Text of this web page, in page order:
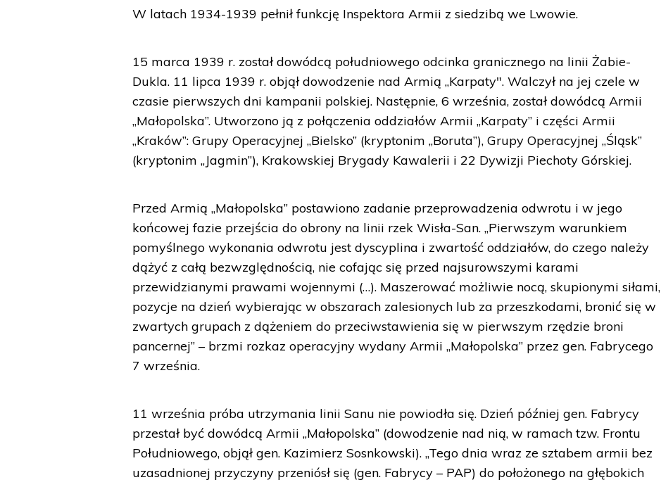
W latach 1934-1939 pełnił funkcję Inspektora Armii z siedzibą we Lwowie.
15 marca 1939 r. został dowódcą południowego odcinka granicznego na linii Żabie-
Dukla. 11 lipca 1939 r. objął dowodzenie nad Armią „Karpaty". Walczył na jej czele w
czasie pierwszych dni kampanii polskiej. Następnie, 6 września, został dowódcą Armii
„Małopolska”. Utworzono ją z połączenia oddziałów Armii „Karpaty” i części Armii
„Kraków”: Grupy Operacyjnej „Bielsko” (kryptonim „Boruta”), Grupy Operacyjnej „Śląsk”
(kryptonim „Jagmin”), Krakowskiej Brygady Kawalerii i 22 Dywizji Piechoty Górskiej.
Przed Armią „Małopolska” postawiono zadanie przeprowadzenia odwrotu i w jego
końcowej fazie przejścia do obrony na linii rzek Wisła-San. „Pierwszym warunkiem
pomyślnego wykonania odwrotu jest dyscyplina i zwartość oddziałów, do czego należy
dążyć z całą bezwzględnością, nie cofając się przed najsurowszymi karami
przewidzianymi prawami wojennymi (…). Maszerować możliwie nocą, skupionymi siłami,
pozycje na dzień wybierając w obszarach zalesionych lub za przeszkodami, bronić się w
zwartych grupach z dążeniem do przeciwstawienia się w pierwszym rzędzie broni
pancernej” – brzmi rozkaz operacyjny wydany Armii „Małopolska” przez gen. Fabrycego
7 września.
11 września próba utrzymania linii Sanu nie powiodła się. Dzień później gen. Fabrycy
przestał być dowódcą Armii „Małopolska” (dowodzenie nad nią, w ramach tzw. Frontu
Południowego, objął gen. Kazimierz Sosnkowski). „Tego dnia wraz ze sztabem armii bez
uzasadnionej przyczyny przeniósł się (gen. Fabrycy – PAP) do położonego na głębokich